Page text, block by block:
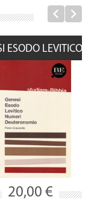
ESODO LEVITICO...
20,00 €